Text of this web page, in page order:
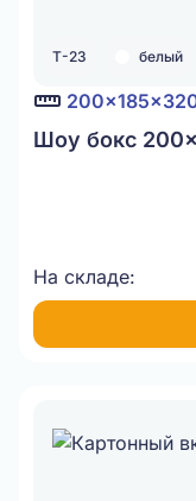
Т-23 белый
Шоу бокс
На складе: